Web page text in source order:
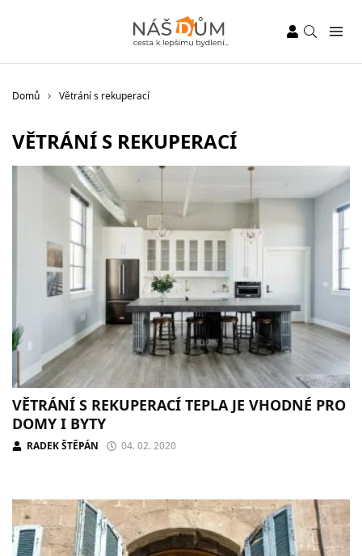
Domů Větrání s rekuperací
VĚTRÁNÍ S REKUPERACÍ
VĚTRÁNÍ S REKUPERACÍ TEPLA JE VHODNÉ PRO
DOMY I BYTY
RADEK ŠTĚPÁN 04. 02. 2020